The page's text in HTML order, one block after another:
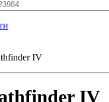
IV
IV